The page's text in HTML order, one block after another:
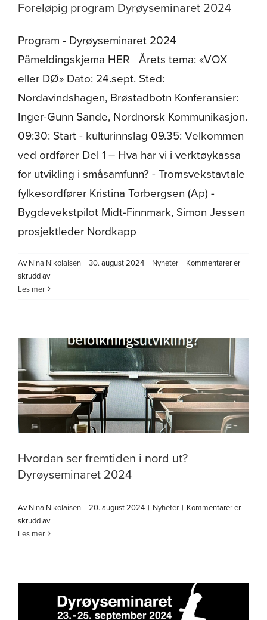
Om oss
Foreløpig program Dyrøyseminaret 2024
Program - Dyrøyseminaret 2024
Påmeldingskjema HER Årets tema: «VOX
eller DØ» Dato: 24.sept. Sted:
Nordavindshagen, Brøstadbotn Konferansier:
Inger-Gunn Sande, Nordnorsk Kommunikasjon.
09:30: Start - kulturinnslag 09.35: Velkommen
ved ordfører Del 1 – Hva har vi i verktøykassa
for utvikling i småsamfunn? - Tromsvekstavtale
fylkesordfører Kristina Torbergsen (Ap) -
Bygdevekstpilot Midt-Finnmark, Simon Jessen
prosjektleder Nordkapp
AvNina Nikolaisen | 30. august 2024 | Nyheter | Kommentarer er
skrudd avfor
Foreløpig
Les mer
Hvordan ser fremtiden i nord ut?
Dyrøyseminaret 2024
AvNina Nikolaisen | 20. august 2024 | Nyheter | Kommentarer er
skrudd avfor
Hvordan
nord
ut?
Dyrøyseminaret
Les mer